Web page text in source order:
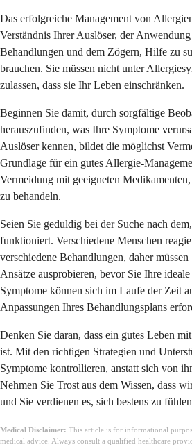
Das erfolgreiche Management von
Verständnis Ihrer Auslöser, der
Behandlungen und dem Zögern, Hilfe zu
brauchen. Sie müssen nicht unter
zulassen, dass sie Ihr Leben einschränken.
Beginnen Sie damit, durch sorgfältige
herauszufinden, was Ihre Symptome
Auslöser kennen, bildet die möglichst
Grundlage für ein gutes Allergie-
Vermeidung mit geeigneten
zu behandeln.
Seien Sie geduldig bei der Suche nach
funktioniert. Verschiedene Menschen
verschiedene Behandlungen, daher
Ansätze ausprobieren, bevor Sie Ihre
Symptome können sich im Laufe der Zeit
Anpassungen Ihres Behandlungsplans
Denken Sie daran, dass ein gutes Leben
ist. Mit den richtigen Strategien und
Symptome kontrollieren, anstatt sich von
Nehmen Sie Trost aus dem Wissen, dass
und Sie verdienen es, sich bestens zu
Medical Disclaimer: This article is for informational
medical advice. Always consult a qualified healthcare